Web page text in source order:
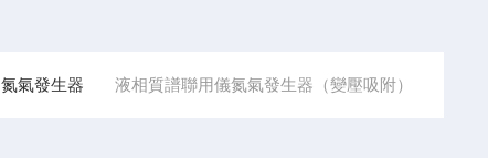
氮氣發生器 液相質譜聯用儀氮氣發生器（變壓吸附）